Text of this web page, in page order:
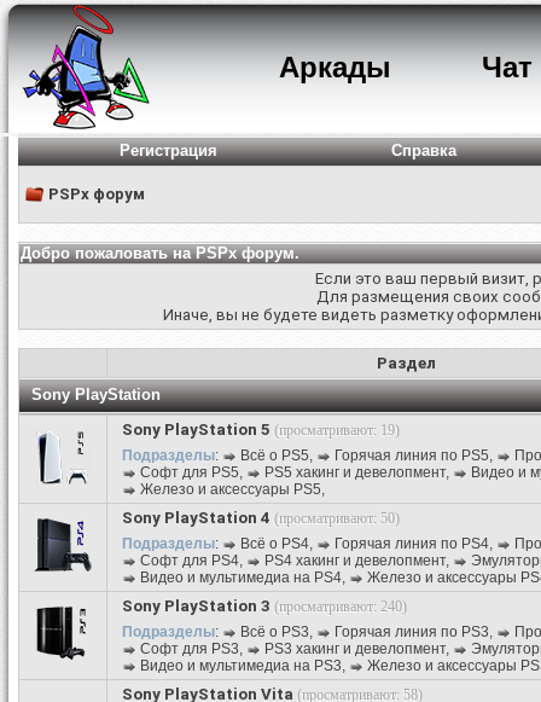
Аркады Чат
Регистрация Справка
PSPx форум
Добро пожаловать на PSPx форум.
Если это ваш первый визит,
Для размещения своих
Иначе, вы не будете видеть разметку
Раздел
Sony PlayStation
Sony PlayStation 5 (просматривают: 19)
Подразделы: Всё о PS5, Горячая линия по PS5,
Софт для PS5, PS5 хакинг и девелопмент,
Видео и
Железо и аксессуары PS5,
Sony PlayStation 4 (просматривают: 50)
Подразделы: Всё о PS4, Горячая линия по PS4,
Софт для PS4, PS4 хакинг и девелопмент,
Видео и мультимедиа на PS4, Железо и аксессуары
Sony PlayStation 3 (просматривают: 240)
Подразделы: Всё о PS3, Горячая линия по PS3,
Софт для PS3, PS3 хакинг и девелопмент,
Видео и мультимедиа на PS3, Железо и аксессуары
Sony PlayStation Vita (просматривают: 58)